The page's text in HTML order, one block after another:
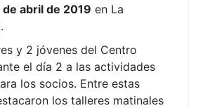
de abril de 2019 en La
y 2 jóvenes del Centro
el día 2 a las actividades
los socios. Entre estas
los talleres matinales